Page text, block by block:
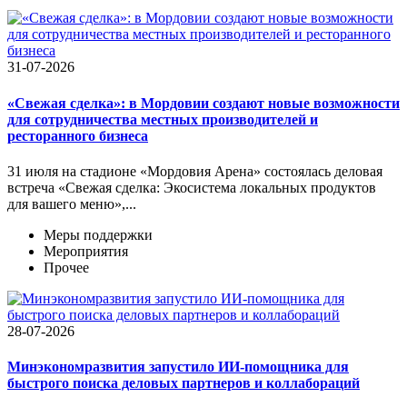
31-07-2026
«Свежая сделка»: в Мордовии создают новые возможности
для сотрудничества местных производителей и
ресторанного бизнеса
31 июля на стадионе «Мордовия Арена» состоялась деловая
встреча «Свежая сделка: Экосистема локальных продуктов
для вашего меню»,...
Меры поддержки
Мероприятия
Прочее
28-07-2026
Минэкономразвития запустило ИИ-помощника для
быстрого поиска деловых партнеров и коллабораций